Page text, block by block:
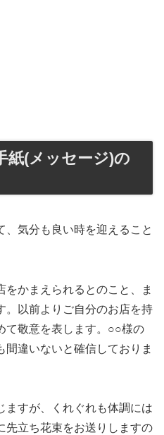
紙(メッセージ)の
気分も良い時を迎えること
をかまえられるとのこと、ま
。以前よりご自分のお店を持
て敬意を表します。○○様の
違いないと確信しておりま
ますが、くれぐれも体調には
先立ち花束をお送りしますの